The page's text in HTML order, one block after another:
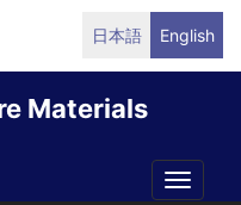
日本語 English
Materials
Toggle